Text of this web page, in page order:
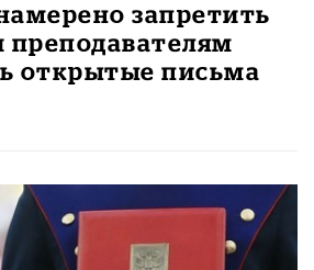
запретить
преподавателям
открытые письма